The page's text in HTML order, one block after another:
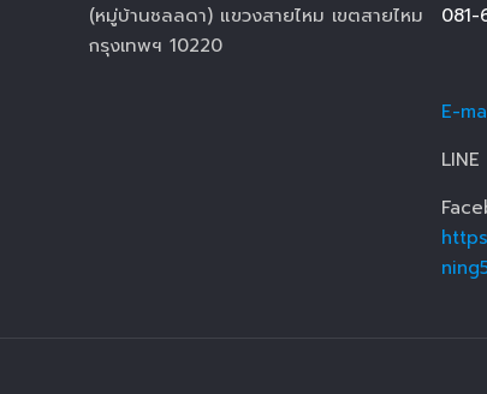
(หมู่บ้านชลลดา) แขวงสายไหม เขตสายไหม
กรุงเทพฯ 10220
081-
E-